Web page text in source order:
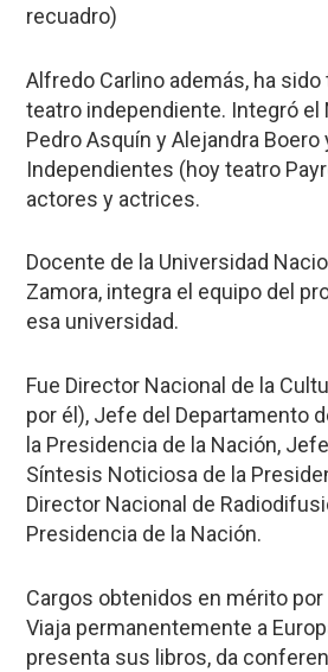
recuadro)
Alfredo Carlino además, ha
teatro independiente. Integró el
Pedro Asquín y Alejandra Boero
Independientes (hoy teatro
actores y actrices.
Docente de la Universidad
Zamora, integra el equipo del
esa universidad.
Fue Director Nacional de la
por él), Jefe del Departamento
la Presidencia de la Nación,
Síntesis Noticiosa de la
Director Nacional de
Presidencia de la Nación.
Cargos obtenidos en mérito
Viaja permanentemente a
presenta sus libros, da